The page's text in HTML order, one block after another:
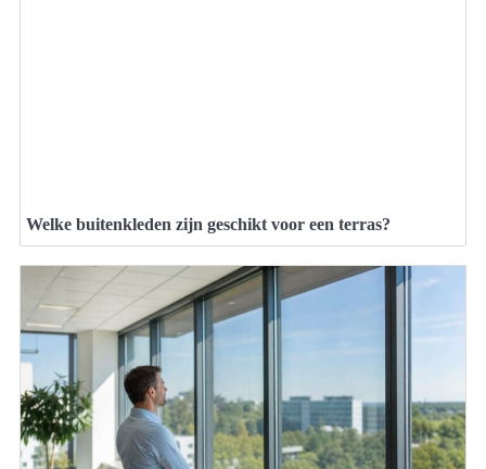
Welke buitenkleden zijn geschikt voor een terras?